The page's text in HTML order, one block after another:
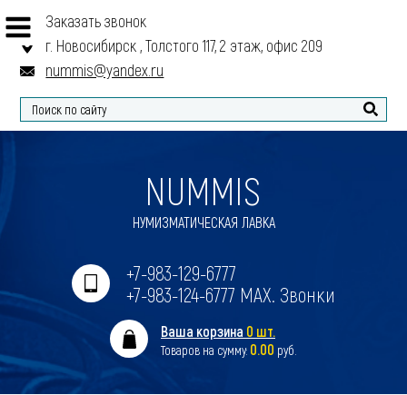
Заказать звонок
г. Новосибирск , Толстого 117, 2 этаж, офис 209
nummis@yandex.ru
Найти
NUMMIS
НУМИЗМАТИЧЕСКАЯ ЛАВКА
+7-983-129-6777
+7-983-124-6777 MAX. Звонки
Ваша корзина 0 шт.
Товаров на сумму: 0.00 руб.